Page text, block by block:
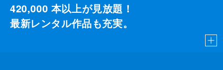
420,000 本以上が見放題！
最新レンタル作品も充実。